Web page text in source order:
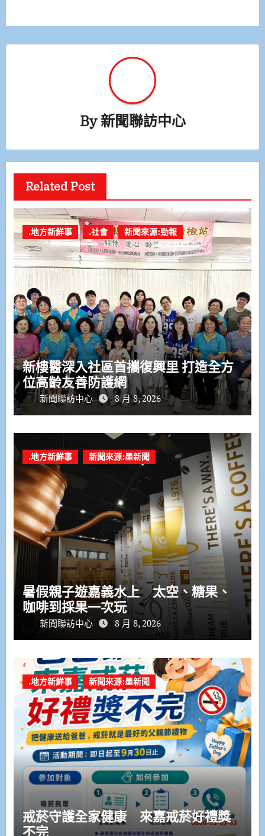
By新聞聯訪中心
Related Post
.地方新鮮事 .社會 新聞來源:勁報
新樓醫深入社區首攜復興里 打造全方
位高齡友善防護網
新聞聯訪中心 8 月 8, 2026
.地方新鮮事 新聞來源:墨新聞
暑假親子遊嘉義水上 太空、糖果、
咖啡到採果一次玩
新聞聯訪中心 8 月 8, 2026
.地方新鮮事 新聞來源:墨新聞
戒菸守護全家健康 來嘉戒菸好禮獎
不完